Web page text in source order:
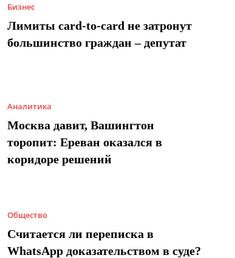
Бизнес
Лимиты card-to-card не затронут
большинство граждан – депутат
Аналитика
Москва давит, Вашингтон
торопит: Ереван оказался в
коридоре решений
Общество
Считается ли переписка в
WhatsApp доказательством в суде?